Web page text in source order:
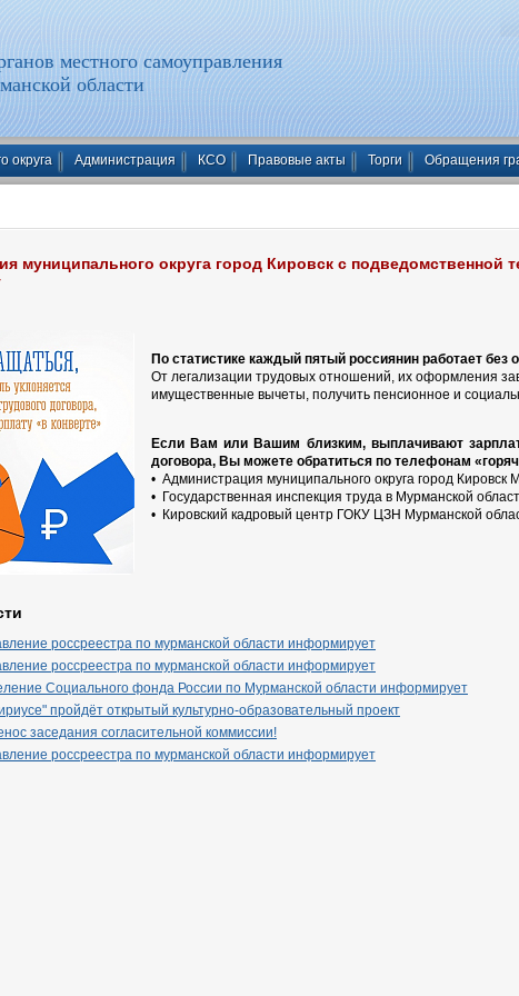
местного самоуправления
области
округа Администрация КСО Правовые акты Торги Обращения
муниципального округа город Кировск с подведомственной
По статистике каждый пятый россиянин работает
От легализации трудовых отношений, их оформления
имущественные вычеты, получить пенсионное и
Если Вам или Вашим близким, выплачивают
договора, Вы можете обратиться по телефонам
• Администрация муниципального округа город Кировск
• Государственная инспекция труда в Мурманской
• Кировский кадровый центр ГОКУ ЦЗН Мурманской
россреестра по мурманской области информирует
россреестра по мурманской области информирует
Социального фонда России по Мурманской области информирует
пройдёт открытый культурно-образовательный проект
заседания согласительной коммиссии!
россреестра по мурманской области информирует